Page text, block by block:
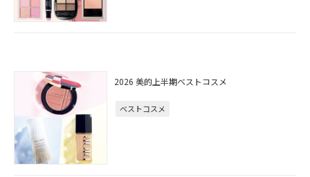
2026 美的上半期ベストコスメ
ベストコスメ